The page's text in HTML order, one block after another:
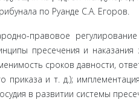
по Руанде С.А. Егоров.
право­вое
пресече­ния и
сроков давности,
приказа и т. д.);
в развитии системы